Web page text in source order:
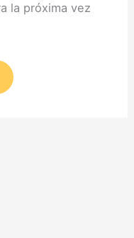
la próxima vez